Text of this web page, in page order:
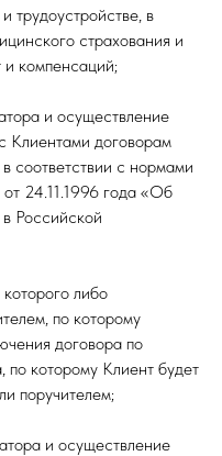
трудоустройстве, в
страхования и
и компенсаций;
и осуществление
Клиентами договорам
соответствии с нормами
24.11.1996 года «Об
Российской
либо
по которому
договора по
по которому Клиент будет
поручителем;
и осуществление